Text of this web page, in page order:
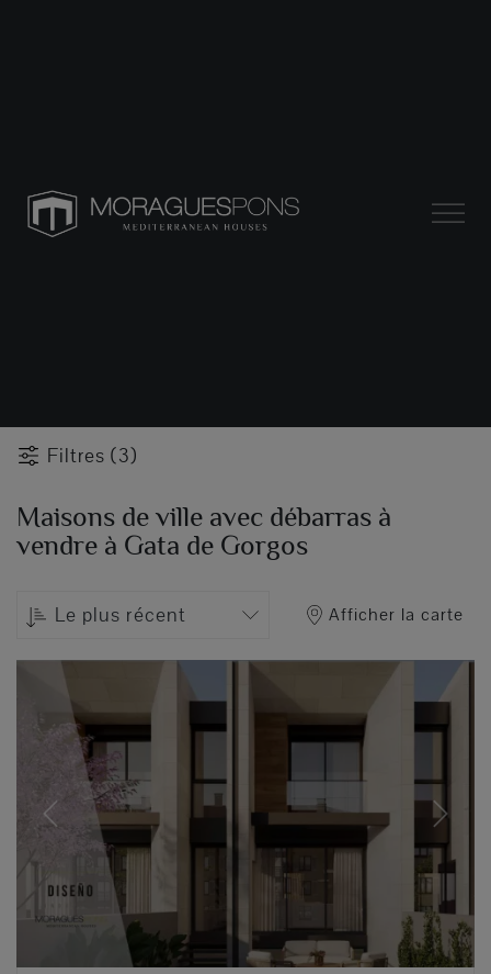
Filtres (3)
Maisons de ville avec débarras à
vendre à Gata de Gorgos
Le plus récent Afficher la carte
Previous Next